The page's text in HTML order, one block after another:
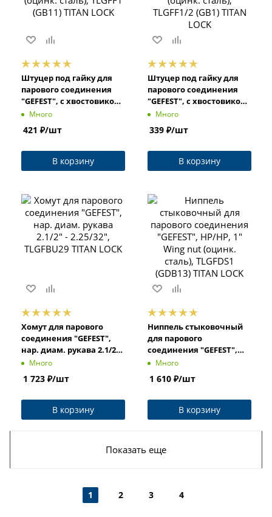
Штуцер под гайку для
парового соединения
"GEFEST", с хвостовиком,
1" NPT (оцинк. сталь),
TLGFF1 (GB11) TITAN LOCK
Много
421 ₽/шт
В корзину
Штуцер под гайку для
парового соединения
"GEFEST", с хвостовиком,
1/2" NPT (оцинк. сталь),
TLGFF1/2 (GB1) TITAN
LOCK
Много
339 ₽/шт
В корзину
Хомут для парового
соединения "GEFEST",
нар. диам. рукава 2.1/2" -
2.25/32", TLGFBU29 TITAN
Много
1 723 ₽/шт
В корзину
Ниппель стыковочный
для парового
соединения "GEFEST",
НР/НР, 1" Wing nut
(оцинк. сталь), TLGFDS1
(GDB13) TITAN LOCK
Много
1 610 ₽/шт
В корзину
Показать еще
1 2 3 4